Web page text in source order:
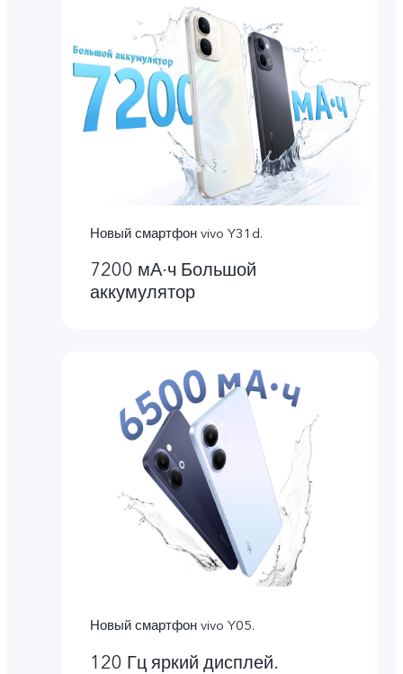
Новый смартфон vivo Y31d.
7200 мА·ч Большой
аккумулятор
Новый смартфон vivo Y05.
120 Гц яркий дисплей.